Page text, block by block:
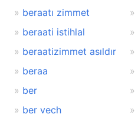
beraatı zimmet
beraati istihlal
beraatizimmet asıldır
beraa
ber
ber vech